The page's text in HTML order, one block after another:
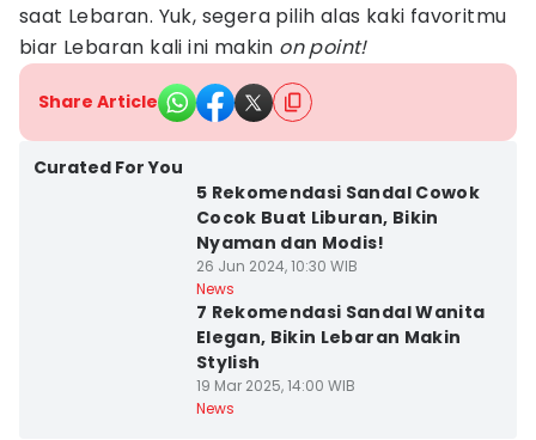
saat Lebaran. Yuk, segera pilih alas kaki favoritmu
biar Lebaran kali ini makin on point!
Share Article
Curated For You
5 Rekomendasi Sandal Cowok
Cocok Buat Liburan, Bikin
Nyaman dan Modis!
26 Jun 2024, 10:30 WIB
News
7 Rekomendasi Sandal Wanita
Elegan, Bikin Lebaran Makin
Stylish
19 Mar 2025, 14:00 WIB
News